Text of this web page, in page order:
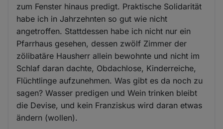
zum Fenster hinaus predigt. Praktische Solidarität
habe ich in Jahrzehnten so gut wie nicht
angetroffen. Stattdessen habe ich nicht nur ein
Pfarrhaus gesehen, dessen zwölf Zimmer der
zölibatäre Hausherr allein bewohnte und nicht im
Schlaf daran dachte, Obdachlose, Kinderreiche,
Flüchtlinge aufzunehmen. Was gibt es da noch zu
sagen? Wasser predigen und Wein trinken bleibt
die Devise, und kein Franziskus wird daran etwas
ändern (wollen).